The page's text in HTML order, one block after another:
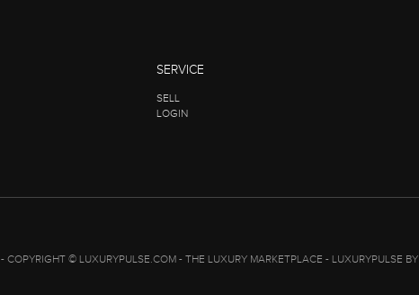
SERVICE
SELL
LOGIN
- COPYRIGHT © LUXURYPULSE.COM - THE LUXURY MARKETPLACE - LUXURYPULSE BY